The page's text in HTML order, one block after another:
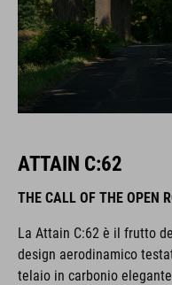
ATTAIN C:62
THE CALL OF THE OPEN
La Attain C:62 è il frutto
design aerodinamico
telaio in carbonio